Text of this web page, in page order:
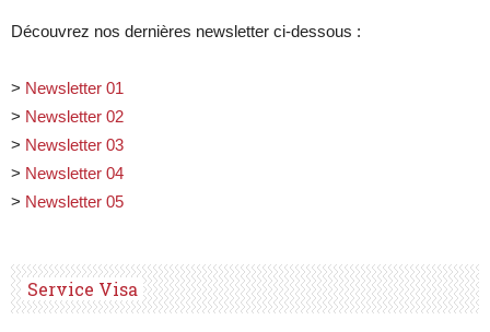
Découvrez nos dernières newsletter ci-dessous :
> Newsletter 01
> Newsletter 02
> Newsletter 03
> Newsletter 04
> Newsletter 05
Service Visa